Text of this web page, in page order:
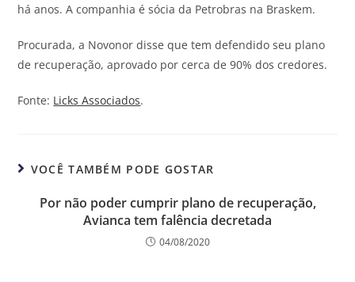
há anos. A companhia é sócia da Petrobras na Braskem.
Procurada, a Novonor disse que tem defendido seu plano
de recuperação, aprovado por cerca de 90% dos credores.
Fonte: Licks Associados.
VOCÊ TAMBÉM PODE GOSTAR
Por não poder cumprir plano de recuperação,
Avianca tem falência decretada
04/08/2020